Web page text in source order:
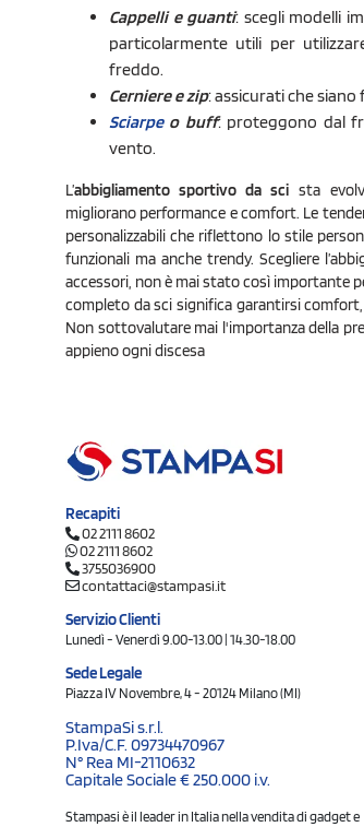
Cappelli e guanti: scegli modelli
particolarmente utili per
freddo.
Cerniere e zip: assicurati che
Sciarpeo buff: proteggono dal
vento.
L’abbigliamento sportivo da scista
migliorano performance e comfort. Le
personalizzabili che riflettono lo stile
funzionali ma anche trendy. Scegliere
accessori, non è mai stato così importante
completo da sci significa garantirsi
Non sottovalutare mai l'importanza della
appieno ogni discesa
Recapiti
02 2111 8602
02 2111 8602
3755036900
contattaci@stampasi.it
Servizio Clienti
Lunedì - Venerdì 9.00-13.00 | 14.30-18.00
Sede Legale
Piazza IV Novembre, 4 - 20124 Milano (MI)
StampaSi s.r.l.
P.Iva/C.F. 09734470967
N° Rea MI-2110632
Capitale Sociale € 250.000 i.v.
Stampasi è il leader in Italia nella vendita di gadget e